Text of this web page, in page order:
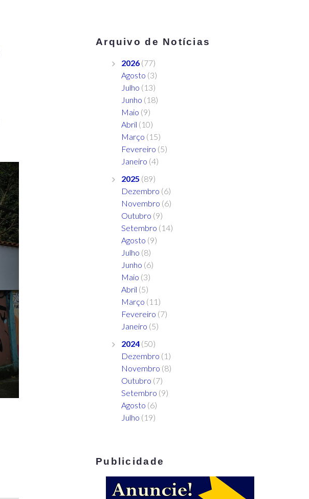
Arquivo de Notícias
2026 (77)
Agosto (3)
Julho (13)
Junho (18)
Maio (9)
Abril (10)
Março (15)
Fevereiro (5)
Janeiro (4)
2025 (89)
Dezembro (6)
Novembro (6)
Outubro (9)
Setembro (14)
Agosto (9)
Julho (8)
Junho (6)
Maio (3)
Abril (5)
Março (11)
Fevereiro (7)
Janeiro (5)
2024 (50)
Dezembro (1)
Novembro (8)
Outubro (7)
Setembro (9)
Agosto (6)
Julho (19)
Publicidade